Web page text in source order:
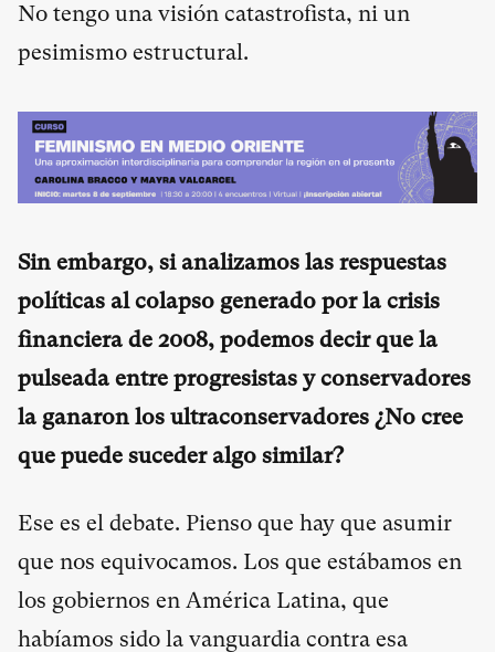
No tengo una visión catastrofista, ni un
pesimismo estructural.
Sin embargo, si analizamos las respuestas
políticas al colapso generado por la crisis
financiera de 2008, podemos decir que la
pulseada entre progresistas y conservadores
la ganaron los ultraconservadores ¿No cree
que puede suceder algo similar?
Ese es el debate. Pienso que hay que asumir
que nos equivocamos. Los que estábamos en
los gobiernos en América Latina, que
habíamos sido la vanguardia contra esa